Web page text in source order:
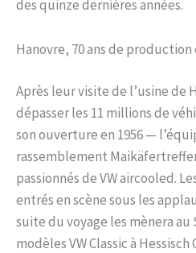
des quinze dernières années.
Hanovre, 70 ans de
Après leur visite de l’usine de
dépasser les 11 millions de
son ouverture en 1956 —
rassemblement
passionnés de VW aircooled.
entrés en scène sous les
suite du voyage les mènera
modèles VW Classic à